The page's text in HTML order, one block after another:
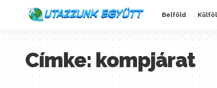
Belföld
Címke: kompjárat